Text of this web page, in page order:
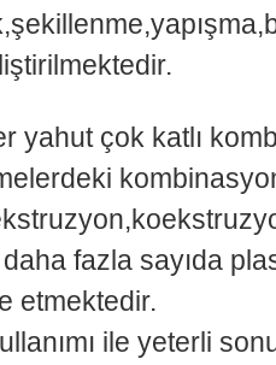
yahut çok katlı
fazla sayıda
etmektedir.
ile yeterli